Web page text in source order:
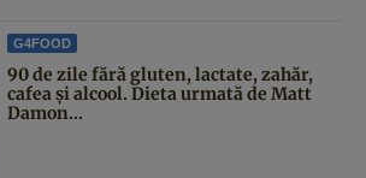
G4FOOD
90 de zile fără gluten, lactate, zahăr,
cafea și alcool. Dieta urmată de Matt
Damon...